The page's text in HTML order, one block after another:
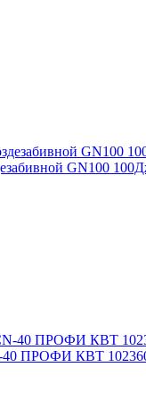
GN100
40 ПРОФИ КВТ